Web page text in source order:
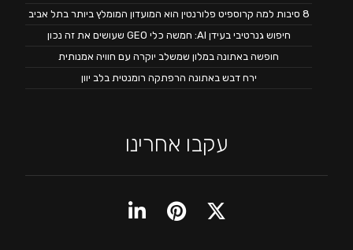
8 סיבות למה קרוספיט פלורנטין הוא המועדון המומלץ ביותר בתל אביב
חיפוש גנרטיבי בעידן AI: חמשה כלי GEO שעושים את זה נכון
חופשה באתונה במלון שמשלב יוקרה עם חוויה אמנותית
ירח דבש באתונה הרפתקה רומנטית בלב יוון
עקבו אחרינו